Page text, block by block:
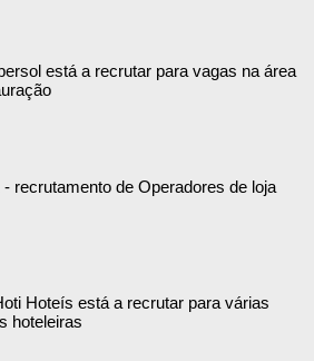
está a recrutar para vagas na área
- recrutamento de Operadores de loja
Hoteís está a recrutar para várias
hoteleiras